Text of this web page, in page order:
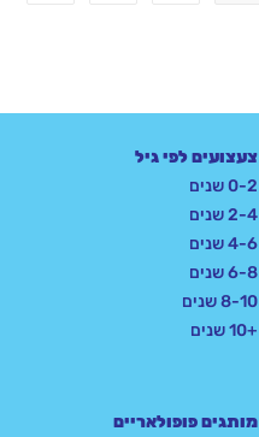
צעצועים לפי גיל
0-2 שנים
2-4 שנים
4-6 שנים
6-8 שנים
8-10 שנים
+10 שנים
מותגים פופולאריים